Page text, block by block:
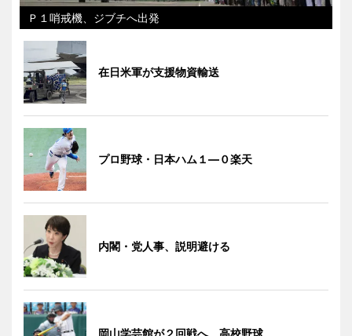
Ｐ１哨戒機、ジブチへ出発
在日米軍が支援物資輸送
プロ野球・日本ハム１―０楽天
内閣・党人事、説明避ける
岡山学芸館が２回戦へ 高校野球